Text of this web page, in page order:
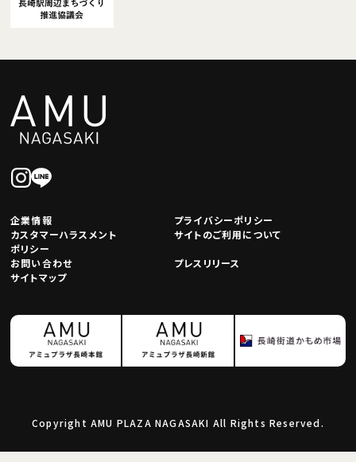
企業情報
プライバシーポリシー
カスタマーハラスメント
ポリシー
サイトのご利用について
お問い合わせ
プレスリリース
サイトマップ
Copyright AMU PLAZA NAGASAKI All Rights Reserved.